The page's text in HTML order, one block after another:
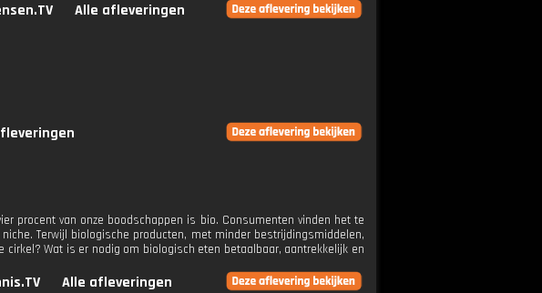
Alle afleveringen
procent van onze boodschappen is bio. Consumenten vinden het te
Terwijl biologische producten, met minder bestrijdingsmiddelen,
cirkel? Wat is er nodig om biologisch eten betaalbaar, aantrekkelijk en
Alle afleveringen